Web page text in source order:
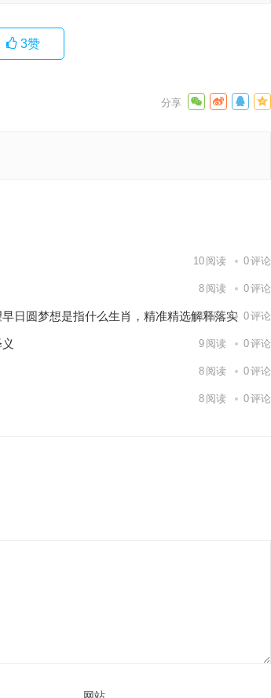
3赞
10 阅读 0评论
8 阅读 0评论
日圆梦想是指什么生肖，精准精选解释落实
11阅读 0评论
9 阅读 0评论
8 阅读 0评论
8 阅读 0评论